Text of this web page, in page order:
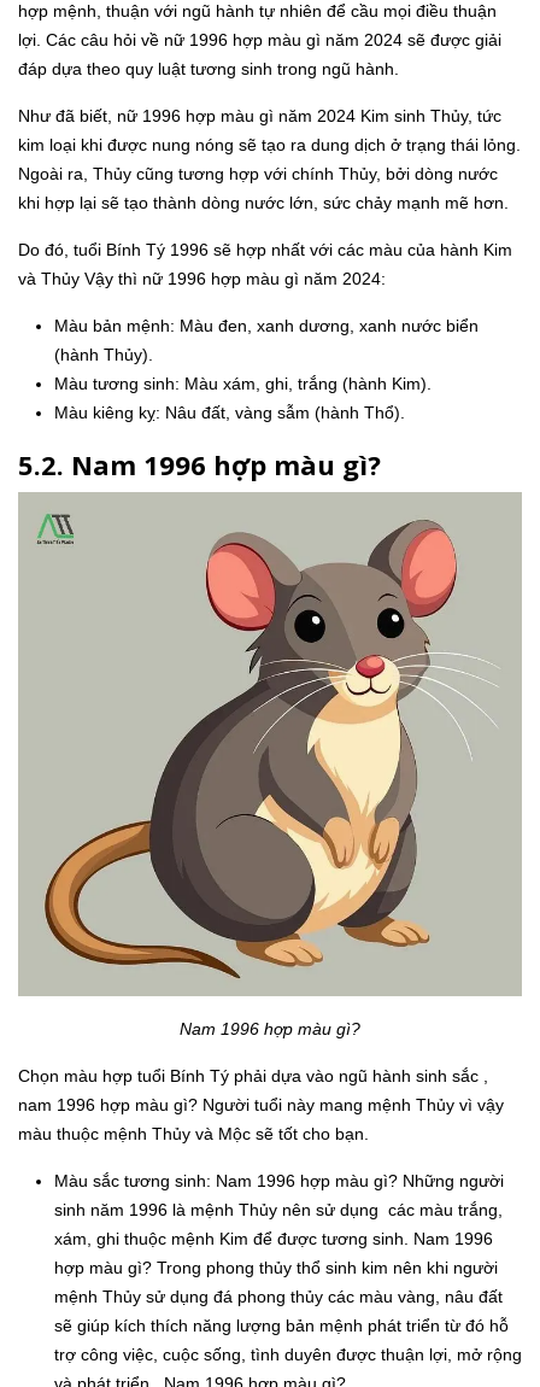
hợp mệnh, thuận với ngũ hành tự nhiên để cầu mọi điều thuận
lợi. Các câu hỏi về nữ 1996 hợp màu gì năm 2024 sẽ được giải
đáp dựa theo quy luật tương sinh trong ngũ hành.
Như đã biết, nữ 1996 hợp màu gì năm 2024 Kim sinh Thủy, tức
kim loại khi được nung nóng sẽ tạo ra dung dịch ở trạng thái lỏng.
Ngoài ra, Thủy cũng tương hợp với chính Thủy, bởi dòng nước
khi hợp lại sẽ tạo thành dòng nước lớn, sức chảy mạnh mẽ hơn.
Do đó, tuổi Bính Tý 1996 sẽ hợp nhất với các màu của hành Kim
và Thủy Vậy thì nữ 1996 hợp màu gì năm 2024:
Màu bản mệnh: Màu đen, xanh dương, xanh nước biển
(hành Thủy).
Màu tương sinh: Màu xám, ghi, trắng (hành Kim).
Màu kiêng kỵ: Nâu đất, vàng sẫm (hành Thổ).
5.2. Nam 1996 hợp màu gì?
Nam 1996 hợp màu gì?
Chọn màu hợp tuổi Bính Tý phải dựa vào ngũ hành sinh sắc ,
nam 1996 hợp màu gì? Người tuổi này mang mệnh Thủy vì vậy
màu thuộc mệnh Thủy và Mộc sẽ tốt cho bạn.
Màu sắc tương sinh: Nam 1996 hợp màu gì? Những người
sinh năm 1996 là mệnh Thủy nên sử dụng các màu trắng,
xám, ghi thuộc mệnh Kim để được tương sinh. Nam 1996
hợp màu gì? Trong phong thủy thổ sinh kim nên khi người
mệnh Thủy sử dụng đá phong thủy các màu vàng, nâu đất
sẽ giúp kích thích năng lượng bản mệnh phát triển từ đó hỗ
trợ công việc, cuộc sống, tình duyên được thuận lợi, mở rộng